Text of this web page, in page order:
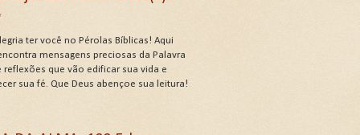
ATRIBUTOS .
ter você no Pérolas Bíblicas! Aqui
mensagens preciosas da Palavra
reflexões que vão edificar sua vida e
sua fé. Que Deus abençoe sua leitura!